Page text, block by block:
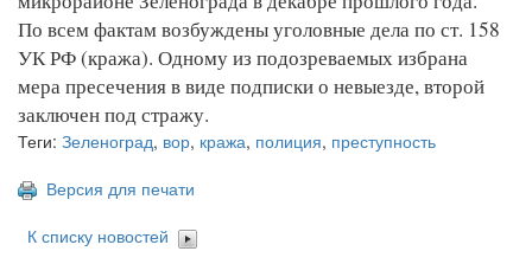
По всем фактам возбуждены уголовные дела по ст. 158
УК РФ (кража). Одному из подозреваемых избрана
мера пресечения в виде подписки о невыезде, второй
заключен под стражу.
Теги: Зеленоград, вор, кража, полиция, преступность
Версия для печати
К списку новостей